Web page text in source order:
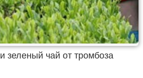
зеленый чай от тромбоза